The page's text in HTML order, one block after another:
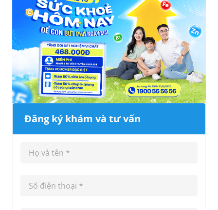
Đăng ký khám và tư vấn